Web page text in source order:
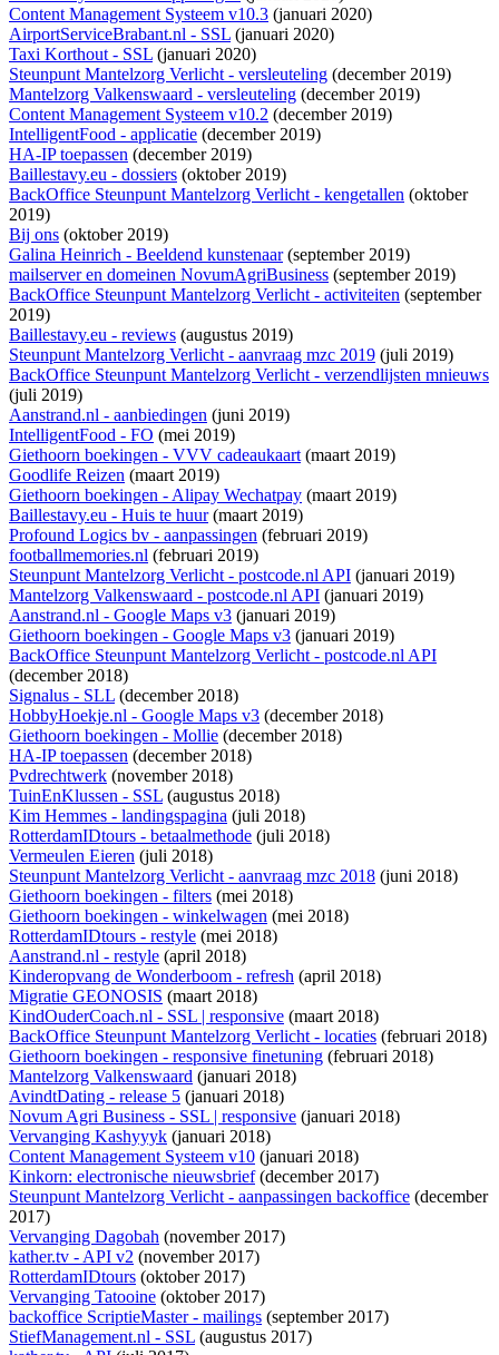
Content Management Systeem v10.3 (januari 2020)
AirportServiceBrabant.nl - SSL (januari 2020)
Taxi Korthout - SSL (januari 2020)
Steunpunt Mantelzorg Verlicht - versleuteling (december 2019)
Mantelzorg Valkenswaard - versleuteling (december 2019)
Content Management Systeem v10.2 (december 2019)
IntelligentFood - applicatie (december 2019)
HA-IP toepassen (december 2019)
Baillestavy.eu - dossiers (oktober 2019)
BackOffice Steunpunt Mantelzorg Verlicht - kengetallen (oktober
2019)
Bij ons (oktober 2019)
Galina Heinrich - Beeldend kunstenaar(september 2019)
mailserver en domeinen NovumAgriBusiness (september 2019)
BackOffice Steunpunt Mantelzorg Verlicht - activiteiten (september
2019)
Baillestavy.eu - reviews (augustus 2019)
Steunpunt Mantelzorg Verlicht - aanvraag mzc 2019 (juli 2019)
BackOffice Steunpunt Mantelzorg Verlicht - verzendlijsten mnieuws
(juli 2019)
Aanstrand.nl - aanbiedingen (juni 2019)
IntelligentFood - FO (mei 2019)
Giethoorn boekingen - VVV cadeaukaart(maart 2019)
Goodlife Reizen (maart 2019)
Giethoorn boekingen - Alipay Wechatpay (maart 2019)
Baillestavy.eu - Huis te huur(maart 2019)
Profound Logics bv - aanpassingen (februari 2019)
footballmemories.nl (februari 2019)
Steunpunt Mantelzorg Verlicht - postcode.nl API (januari 2019)
Mantelzorg Valkenswaard - postcode.nl API (januari 2019)
Aanstrand.nl - Google Maps v3 (januari 2019)
Giethoorn boekingen - Google Maps v3 (januari 2019)
BackOffice Steunpunt Mantelzorg Verlicht - postcode.nl API
(december 2018)
Signalus - SLL (december 2018)
HobbyHoekje.nl - Google Maps v3 (december 2018)
Giethoorn boekingen - Mollie (december 2018)
HA-IP toepassen (december 2018)
Pvdrechtwerk (november 2018)
TuinEnKlussen - SSL (augustus 2018)
Kim Hemmes - landingspagina (juli 2018)
RotterdamIDtours - betaalmethode (juli 2018)
Vermeulen Eieren (juli 2018)
Steunpunt Mantelzorg Verlicht - aanvraag mzc 2018 (juni 2018)
Giethoorn boekingen - filters (mei 2018)
Giethoorn boekingen - winkelwagen (mei 2018)
RotterdamIDtours - restyle (mei 2018)
Aanstrand.nl - restyle (april 2018)
Kinderopvang de Wonderboom - refresh (april 2018)
Migratie GEONOSIS (maart 2018)
KindOuderCoach.nl - SSL | responsive (maart 2018)
BackOffice Steunpunt Mantelzorg Verlicht - locaties (februari 2018)
Giethoorn boekingen - responsive finetuning (februari 2018)
Mantelzorg Valkenswaard (januari 2018)
AvindtDating - release 5 (januari 2018)
Novum Agri Business - SSL | responsive (januari 2018)
Vervanging Kashyyyk (januari 2018)
Content Management Systeem v10 (januari 2018)
Kinkorn: electronische nieuwsbrief(december 2017)
Steunpunt Mantelzorg Verlicht - aanpassingen backoffice (december
2017)
Vervanging Dagobah (november 2017)
kather.tv - API v2 (november 2017)
RotterdamIDtours (oktober 2017)
Vervanging Tatooine (oktober 2017)
backoffice ScriptieMaster - mailings (september 2017)
StiefManagement.nl - SSL (augustus 2017)